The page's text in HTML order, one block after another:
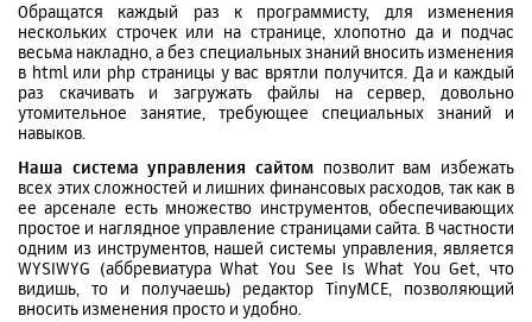
Обращатся каждый раз к программисту, для изменения
нескольких строчек или на странице, хлопотно да и подчас
весьма накладно, а без специальных знаний вносить изменения
в html или php страницы у вас врятли получится. Да и каждый
раз скачивать и загружать файлы на сервер, довольно
утомительное занятие, требующее специальных знаний и
навыков.
Наша система управления сайтом позволит вам избежать
всех этих сложностей и лишних финансовых расходов, так как в
ее арсенале есть множество инструментов, обеспечивающих
простое и наглядное управление страницами сайта. В частности
одним из инструментов, нашей системы управления, является
WYSIWYG (аббревиатура What You See Is What You Get, что
видишь, то и получаешь) редактор TinyMCE, позволяющий
вносить изменения просто и удобно.